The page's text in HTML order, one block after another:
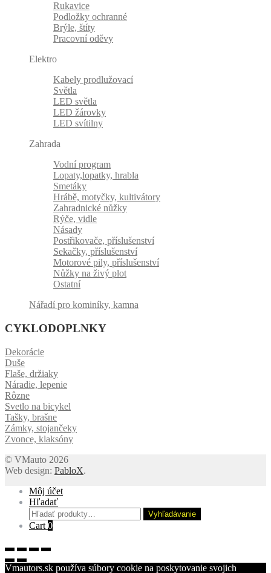
Rukavice
Podložky ochranné
Brýle, štíty
Pracovní oděvy
Elektro
Kabely prodlužovací
Světla
LED světla
LED žárovky
LED svítilny
Zahrada
Vodní program
Lopaty,lopatky, hrabla
Smetáky
Hrábě, motyčky, kultivátory
Zahradnické nůžky
Rýče, vidle
Násady
Postřikovače, příslušenství
Sekačky, příslušenství
Motorové pily, příslušenství
Nůžky na živý plot
Ostatní
Nářadí pro kominíky, kamna
CYKLODOPLNKY
Dekorácie
Duše
Flaše, držiaky
Náradie, lepenie
Rôzne
Svetlo na bicykel
Tašky, brašne
Zámky, stojančeky
Zvonce, klaksóny
© VMauto 2026
Web design: PabloX.
Môj účet
Hľadať
Hľadať:
Vyhľadávanie
Cart 0
Vmautors.sk používa súbory cookie na poskytovanie svojich